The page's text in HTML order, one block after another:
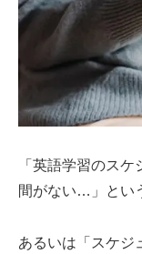
「英語学習のス
間がない…」とい
あるいは「スケジ